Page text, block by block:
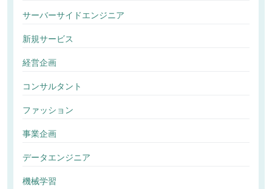
サーバーサイドエンジニア
新規サービス
経営企画
コンサルタント
ファッション
事業企画
データエンジニア
機械学習